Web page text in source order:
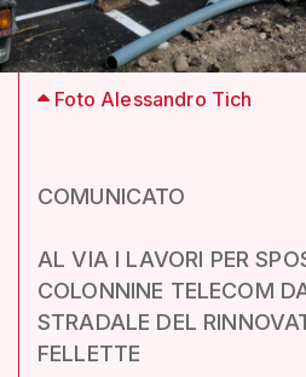
Foto Alessandro Tich
COMUNICATO
AL VIA I LAVORI PER
COLONNINE TELECOM
STRADALE DEL
FELLETTE